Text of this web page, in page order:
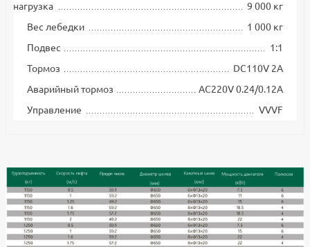
нагрузка
9 000 кг
Вес лебедки
1 000 кг
Подвес
1:1
Тормоз
DC110V 2A
Аварийный тормоз
AC220V 0.24/0.12A
Управление
VVVF